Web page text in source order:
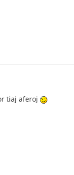
tiaj aferoj